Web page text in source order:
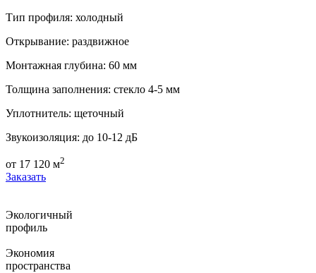
Тип профиля: холодный
Открывание: раздвижное
Монтажная глубина: 60 мм
Толщина заполнения: стекло 4-5 мм
Уплотнитель: щеточный
Звукоизоляция: до 10-12 дБ
от 17 120 м2
Заказать
Экологичный
профиль
Экономия
пространства